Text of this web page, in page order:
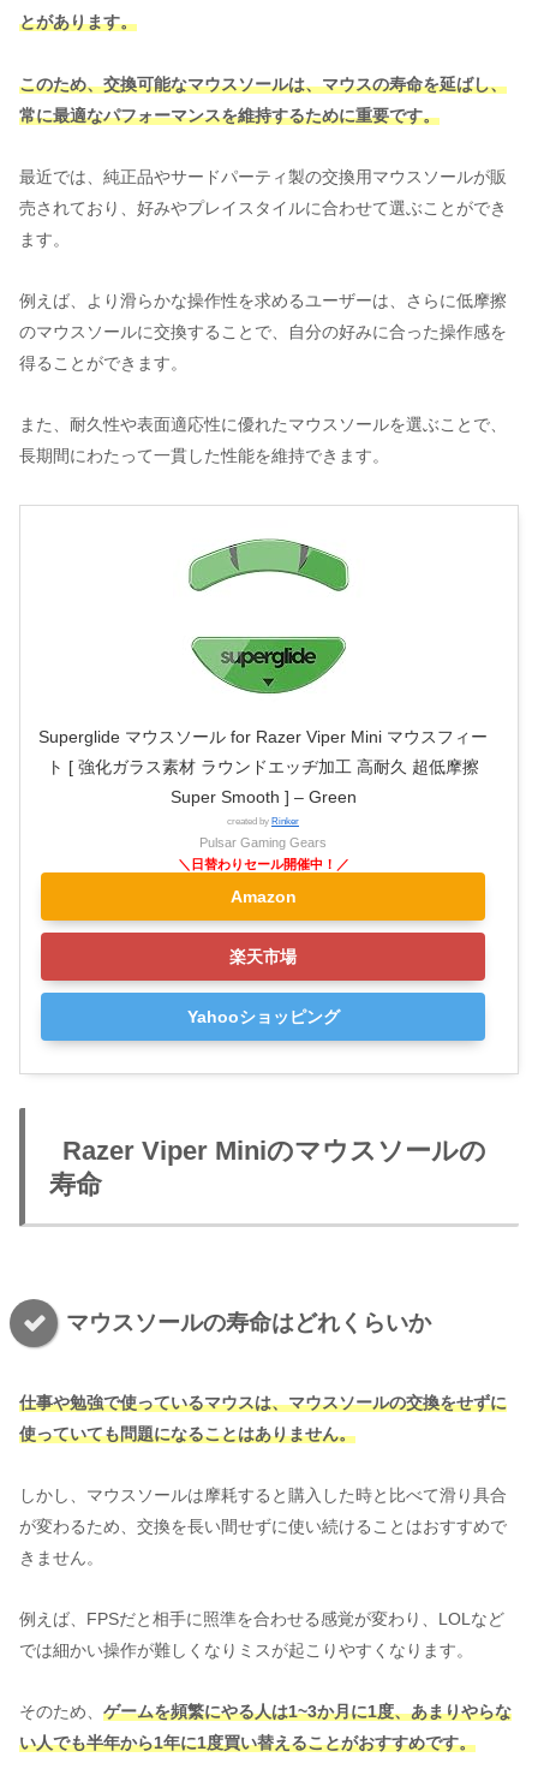
とがあります。
このため、交換可能なマウスソールは、マウスの寿命を延ばし、
常に最適なパフォーマンスを維持するために重要です。
最近では、純正品やサードパーティ製の交換用マウスソールが販
売されており、好みやプレイスタイルに合わせて選ぶことができ
ます。
例えば、より滑らかな操作性を求めるユーザーは、さらに低摩擦
のマウスソールに交換することで、自分の好みに合った操作感を
得ることができます。
また、耐久性や表面適応性に優れたマウスソールを選ぶことで、
長期間にわたって一貫した性能を維持できます。
Superglide マウスソール for Razer Viper Mini マウスフィー
ト [ 強化ガラス素材 ラウンドエッヂ加工 高耐久 超低摩擦
Super Smooth ] – Green
created by Rinker
Pulsar Gaming Gears
Amazon
楽天市場
Yahooショッピング
Razer Viper Miniのマウスソールの
寿命
マウスソールの寿命はどれくらいか
仕事や勉強で使っているマウスは、マウスソールの交換をせずに
使っていても問題になることはありません。
しかし、マウスソールは摩耗すると購入した時と比べて滑り具合
が変わるため、交換を長い間せずに使い続けることはおすすめで
きません。
例えば、FPSだと相手に照準を合わせる感覚が変わり、LOLなど
では細かい操作が難しくなりミスが起こりやすくなります。
そのため、 ゲームを頻繁にやる人は1~3か月に1度、あまりやらな
い人でも半年から1年に1度買い替えることがおすすめです。